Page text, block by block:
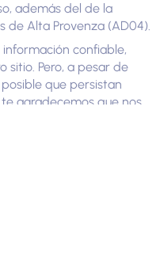
además del de la
de Alta Provenza (AD04).
confiable,
sitio. Pero, a pesar de
que persistan
agradecemos que nos